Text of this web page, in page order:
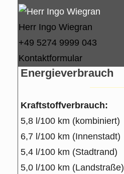
Herr Ingo Wiegran
+49 5274 9999 043
Kontaktformular
Energieverbrauch
Kraftstoffverbrauch:
5,8 l/100 km (kombiniert)
6,7 l/100 km (Innenstadt)
5,4 l/100 km (Stadtrand)
5,0 l/100 km (Landstraße)